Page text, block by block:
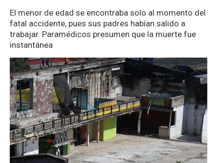
El menor de edad se encontraba solo al momento del
fatal accidente, pues sus padres habían salido a
trabajar. Paramédicos presumen que la muerte fue
instantánea